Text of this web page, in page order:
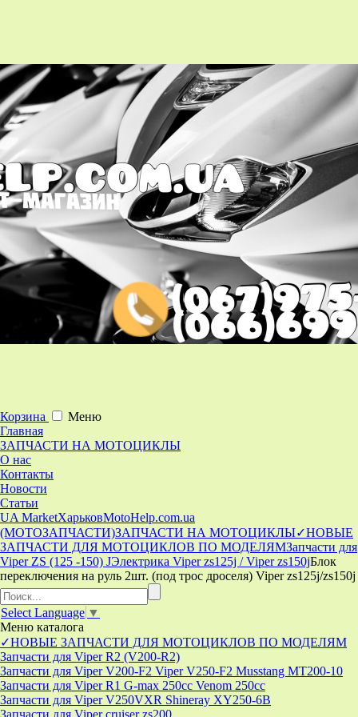
Корзина
Меню
Главная
ЗАПЧАСТИ НА МОТОЦИКЛЫ
О нас
Контакты
Новости
Статьи
UA MarketХарьковMotoHelp.com.ua
(МОТОЗАПЧАСТИ)ЗАПЧАСТИ НА МОТОЦИКЛЫ✓НОВЫЕ
ЗАПЧАСТИ ДЛЯ МОТОЦИКЛОВ ПО МОДЕЛЯМЗапчасти для
Viper ZS (125 -150) JЭлектрика Viper zs125j / Viper zs150jБлок
переключения на руль 2шт. (под трос дроселя) Viper zs125j/zs150j
Select Language ▼
Меню каталога
✓НОВЫЕ ЗАПЧАСТИ ДЛЯ МОТОЦИКЛОВ ПО МОДЕЛЯМ
Запчасти для Viper R2 (V200-R2)
Запчасти для Viper V200-F2 Viper V250-F2 Musstang MT200-10
Запчасти для Viper R1 G-max 250cc Venom 250cc
Запчасти для Viper V250VXR Shineray XY250-6B